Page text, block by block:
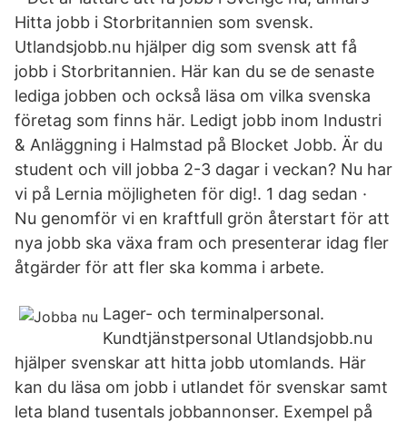
Hitta jobb i Storbritannien som svensk.
Utlandsjobb.nu hjälper dig som svensk att få
jobb i Storbritannien. Här kan du se de senaste
lediga jobben och också läsa om vilka svenska
företag som finns här. Ledigt jobb inom Industri
& Anläggning i Halmstad på Blocket Jobb. Är du
student och vill jobba 2-3 dagar i veckan? Nu har
vi på Lernia möjligheten för dig!. 1 dag sedan ·
Nu genomför vi en kraftfull grön återstart för att
nya jobb ska växa fram och presenterar idag fler
åtgärder för att fler ska komma i arbete.
Lager- och terminalpersonal.
Kundtjänstpersonal Utlandsjobb.nu
hjälper svenskar att hitta jobb utomlands. Här
kan du läsa om jobb i utlandet för svenskar samt
leta bland tusentals jobbannonser. Exempel på